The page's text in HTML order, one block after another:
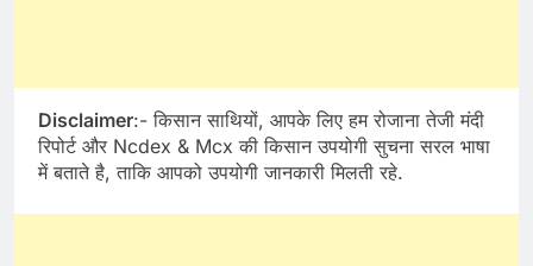
Disclaimer:- किसान साथियों, आपके लिए हम रोजाना तेजी मंदी
रिपोर्ट और Ncdex & Mcx की किसान उपयोगी सुचना सरल भाषा
में बताते है, ताकि आपको उपयोगी जानकारी मिलती रहे.